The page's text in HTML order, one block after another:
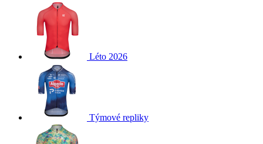
Léto 2026
Týmové repliky
product[40001949]
product[40001947]
product[40001960]
product[24054]
product[40001944]
product[40001876]
product[40001948]
www.kalaswear.sk
product[40001875]